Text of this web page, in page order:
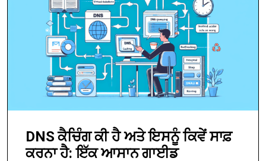
DNS ਕੈਚਿੰਗ ਕੀ ਹੈ ਅਤੇ ਇਸਨੂੰ ਕਿਵੇਂ ਸਾਫ਼
ਕਰਨਾ ਹੈ: ਇੱਕ ਆਸਾਨ ਗਾਈਡ